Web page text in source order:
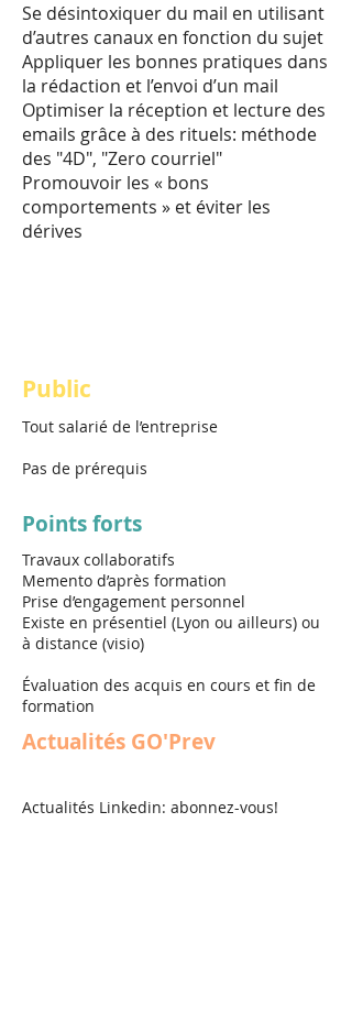
Se désintoxiquer du mail en utilisant
d’autres canaux en fonction du sujet
Appliquer les bonnes pratiques dans
la rédaction et l’envoi d’un mail
Optimiser la réception et lecture des
emails grâce à des rituels: méthode
des "4D", "Zero courriel"
Promouvoir les « bons
comportements » et éviter les
dérives
Public
Tout salarié de l’entreprise
Pas de prérequis
Points forts
Travaux collaboratifs
Memento d’après formation
Prise d’engagement personnel
Existe en présentiel (Lyon ou ailleurs) ou
à distance (visio)
Évaluation des acquis en cours et fin de
formation
Actualités GO'Prev
Actualités Linkedin: abonnez-vous!